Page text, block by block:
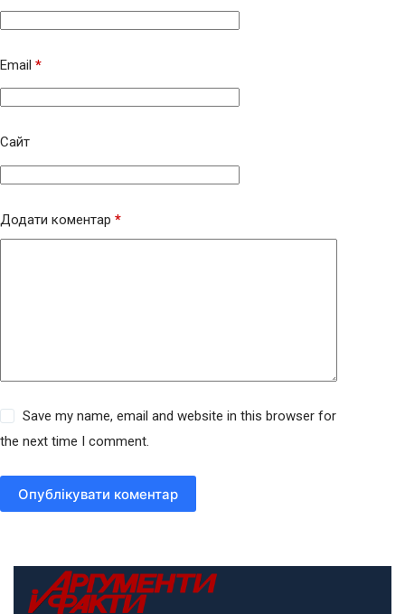
Email *
Сайт
Додати коментар *
Save my name, email and website in this browser for
the next time I comment.
Опублікувати коментар